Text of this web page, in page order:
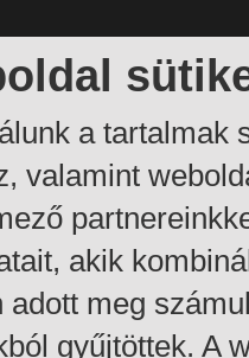
a tartalmak
valamint
akik
adott meg
gyűjtöttek. A